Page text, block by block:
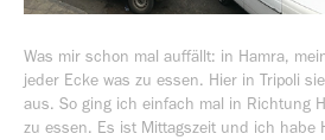
Was mir schon mal auffällt: in Hamra,
jeder Ecke was zu essen. Hier in Tripoli
aus. So ging ich einfach mal in Richtung
zu essen. Es ist Mittagszeit und ich habe